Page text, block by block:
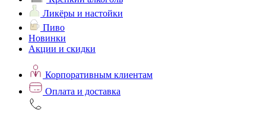
Ликёры и настойки
Пиво
Новинки
Акции и скидки
Корпоративным клиентам
Оплата и доставка